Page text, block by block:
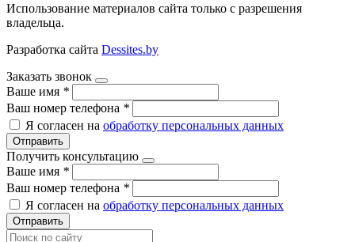
Использование материалов сайта только с разрешения
владельца.
Разработка сайта Dessites.by
Заказать звонок
Ваше имя *
Ваш номер телефона *
Я согласен на обработку персональных данных
Отправить
Получить консультацию
Ваше имя *
Ваш номер телефона *
Я согласен на обработку персональных данных
Отправить